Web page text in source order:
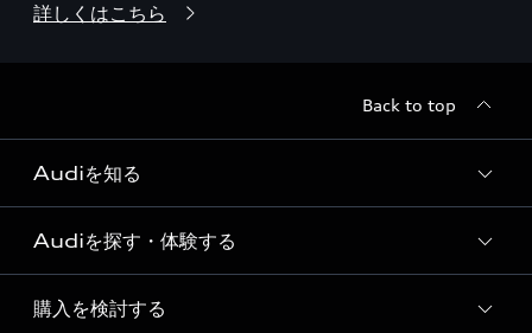
詳しくはこちら
Back to top
Audiを知る
Audi ブランド
Story of Progress
Audiを探す・体験する
ディーラー検索
購入を検討する